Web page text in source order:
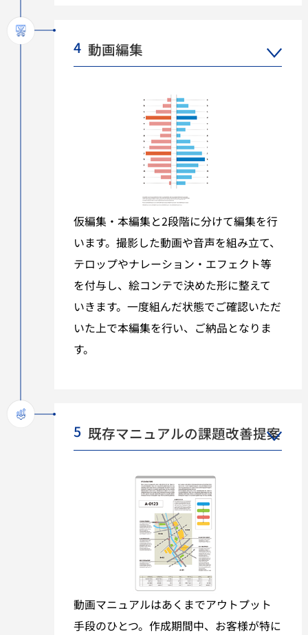
4 動画編集
仮編集・本編集と2段階に分けて編集を行
います。撮影した動画や音声を組み立て、
テロップやナレーション・エフェクト等
を付与し、絵コンテで決めた形に整えて
いきます。一度組んだ状態でご確認いただ
いた上で本編集を行い、ご納品となりま
す。
5 既存マニュアルの課題改善提案
動画マニュアルはあくまでアウトプット
手段のひとつ。作成期間中、お客様が特に